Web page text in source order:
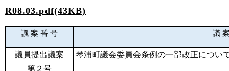
R08.03.pdf(43KB)
議 案 番 号 議
議員提出議案
第２号
琴浦町議会委員会条例の一部改正につい